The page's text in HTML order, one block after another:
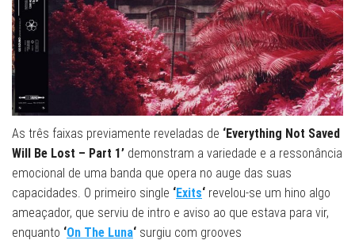
As três faixas previamente reveladas de ‘Everything Not Saved
Will Be Lost – Part 1’ demonstram a variedade e a ressonância
emocional de uma banda que opera no auge das suas
capacidades. O primeiro single ‘Exits‘ revelou-se um hino algo
ameaçador, que serviu de intro e aviso ao que estava para vir,
enquanto ‘On The Luna‘ surgiu com grooves